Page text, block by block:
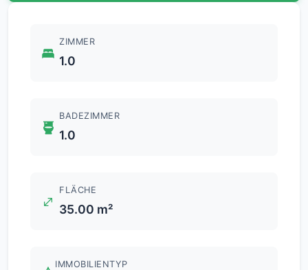
ZIMMER
1.0
BADEZIMMER
1.0
FLÄCHE
35.00 m²
IMMOBILIENTYP